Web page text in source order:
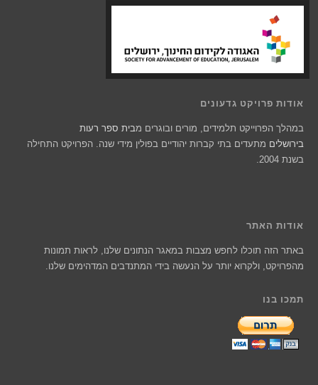
אודות פרויקט גדעונים
במהלך הפרוייקט תלמידים, מורים ובוגרים מבית ספר רעות
בירושלים מתעדים בתי קברות יהודיים בפולין מידי שנה. הפרויקט התחילה
בשנת 2004.
אודות האתר
באתר הזה תוכלו לחפש מצבות במאגר הנתונים שלנו, לראות תמונות
מהפרויקט, ולקרוא יותר על הנעשה בידי המתנדבים המדהימים שלנו.
תמכו בנו